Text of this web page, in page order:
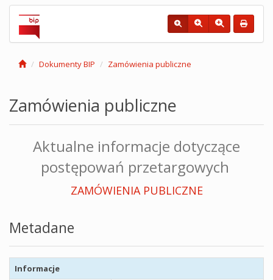
Dokumenty BIP Zamówienia publiczne
Zamówienia publiczne
Aktualne informacje dotyczące
postępowań przetargowych
ZAMÓWIENIA PUBLICZNE
Metadane
Informacje